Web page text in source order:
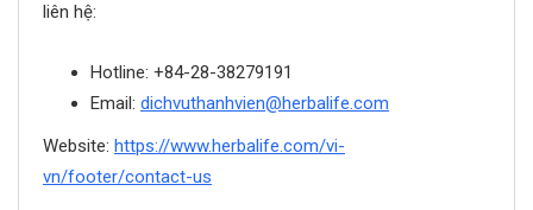
liên hệ:
Hotline: +84-28-38279191
Email: dichvuthanhvien@herbalife.com
Website: https://www.herbalife.com/vi-
vn/footer/contact-us